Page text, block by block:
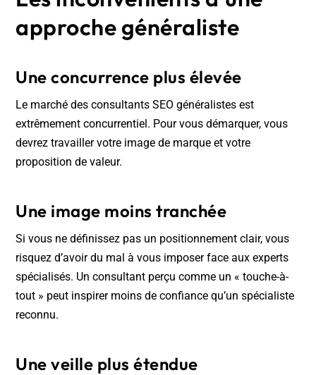
approche généraliste
Une concurrence plus élevée
Le marché des consultants SEO généralistes est
extrêmement concurrentiel. Pour vous démarquer, vous
devrez travailler votre image de marque et votre
proposition de valeur.
Une image moins tranchée
Si vous ne définissez pas un positionnement clair, vous
risquez d’avoir du mal à vous imposer face aux experts
spécialisés. Un consultant perçu comme un « touche-à-
tout » peut inspirer moins de confiance qu’un spécialiste
reconnu.
Une veille plus étendue